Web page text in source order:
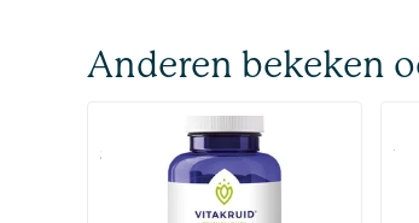
Anderen bekeken
Slaapcomplex